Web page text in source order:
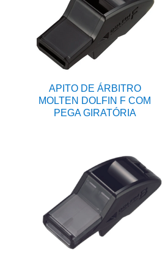
APITO DE ÁRBITRO
MOLTEN DOLFIN F COM
PEGA GIRATÓRIA